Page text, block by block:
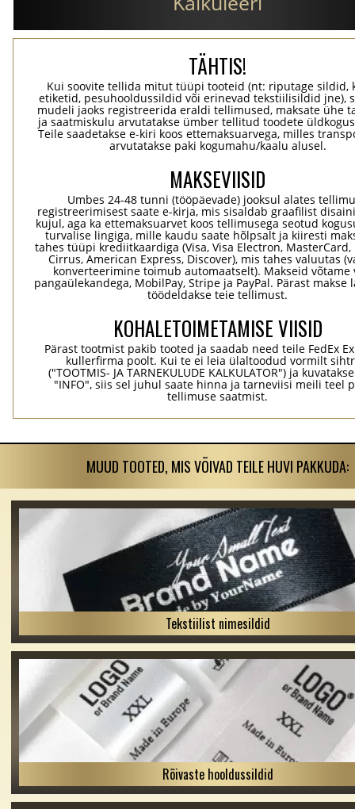
TÄHTIS!
Kui soovite tellida mitut tüüpi tooteid (nt: riputage sildid,
etiketid, pesuhooldussildid või erinevad tekstiilisildid jne),
mudeli jaoks registreerida eraldi tellimused, maksate ühe
ja saatmiskulu arvutatakse ümber tellitud toodete
Teile saadetakse e-kiri koos ettemaksuarvega, milles
arvutatakse paki kogumahu/kaalu alusel.
MAKSEVIISID
Umbes 24-48 tunni (tööpäevade) jooksul alates
registreerimisest saate e-kirja, mis sisaldab graafilist
kujul, aga ka ettemaksuarvet koos tellimusega seotud
turvalise lingiga, mille kaudu saate hõlpsalt ja kiiresti
tahes tüüpi krediitkaardiga (Visa, Visa Electron, MasterCard,
Cirrus, American Express, Discover), mis tahes valuutas
konverteerimine toimub automaatselt). Makseid võtame
pangaülekandega, MobilPay, Stripe ja PayPal. Pärast makse
töödeldakse teie tellimust.
KOHALETOIMETAMISE VIISID
Pärast tootmist pakib tooted ja saadab need teile FedEx
kullerfirma poolt. Kui te ei leia ülaltoodud vormilt
("TOOTMIS- JA TARNEKULUDE KALKULATOR") ja
"INFO", siis sel juhul saate hinna ja tarneviisi meili teel
tellimuse saatmist.
MUUD TOOTED, MIS VÕIVAD TEILE HUVI PAKKUDA:
Tekstiilist nimesildid
Rõivaste hooldussildid